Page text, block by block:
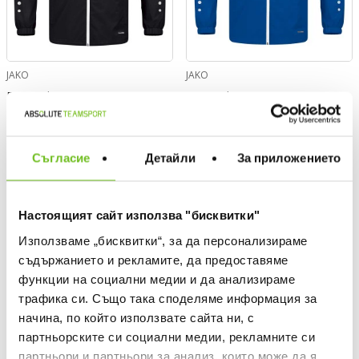
Съгласие Детайли За приложението
Настоящият сайт използва "бисквитки"
Използваме „бисквитки“, за да персонализираме
съдържанието и рекламите, да предоставяме
функции на социални медии и да анализираме
трафика си. Също така споделяме информация за
начина, по който използвате сайта ни, с
партньорските си социални медии, рекламните си
партньори и партньори за анализ, които може да я
JAKO
Rain jacket Power
Текуща цена:
59,99 €/117,33 BGN
JAKO
Rain jacket Power
136,89 BGN
ONLY
ONLY